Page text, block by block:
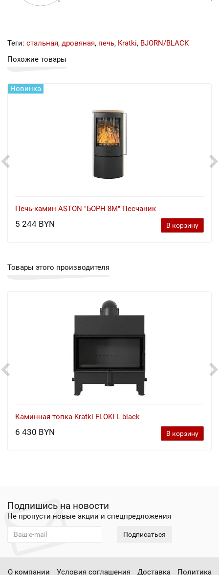
Теги: стальная, дровяная, печь, Kratki, BJORN/BLACK
Похожие товары
Новинка
Печь-камин ASTON "БОРН 8М" Песчаник
5 244 BYN В корзину
Товары этого производителя
Каминная топка Kratki FLOKI L black
6 430 BYN В корзину
Подпишись на новости
Не пропусти новые акции и спецпредложения
Подписаться
О компании Условия соглашения Доставка Политика